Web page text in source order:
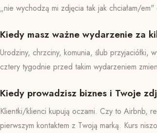
„nie wychodzą mi zdjęcia tak jak chciałam/
Kiedy masz ważne wydarzenie za
Urodziny, chrzciny, komunia, ślub przyjaciółki,
cztery tygodnie przed takim wydarzeniem
Kiedy prowadzisz biznes i Twoje
Klientki/klienci kupują oczami. Czy to Airbnb,
pierwszym kontaktem z Twoją marką. Kurs